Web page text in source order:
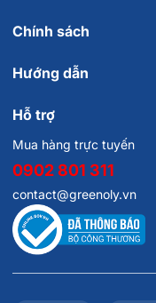
Chính sách
Hướng dẫn
Hỗ trợ
Mua hàng trực tuyến
0902 801 311
contact@greenoly.vn